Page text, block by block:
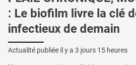
: Le biofilm livre la clé
infectieux de demain
Actualité publiée il y a 3 jours 15 heures